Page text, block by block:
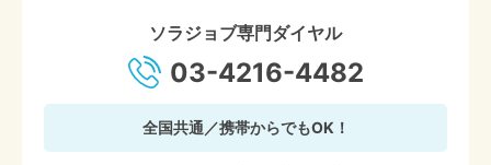
ソラジョブ専門ダイヤル
03-4216-4482
全国共通／携帯からでもOK！